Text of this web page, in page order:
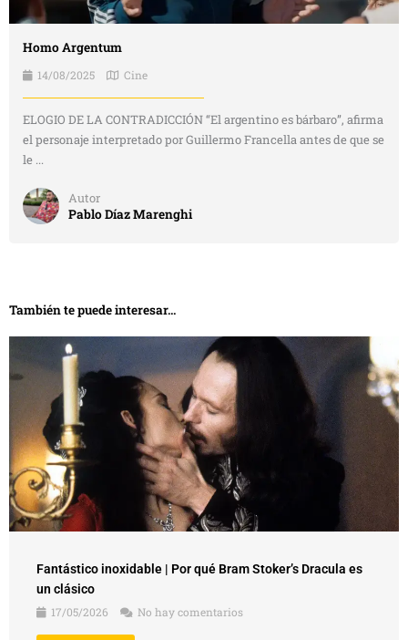
Homo Argentum
14/08/2025 Cine
ELOGIO DE LA CONTRADICCIÓN “El argentino es bárbaro”, afirma
el personaje interpretado por Guillermo Francella antes de que se
le ...
Autor
Pablo Díaz Marenghi
También te puede interesar...
Fantástico inoxidable | Por qué Bram Stoker’s Dracula es
un clásico
17/05/2026
No hay comentarios